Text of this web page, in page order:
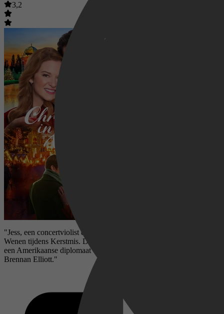
3,2
"Jess, een concertviolist die haar passie kwijt is geraakt, bezoekt
Wenen tijdens Kerstmis. Daar vindt ze de inspiratie die ze miste met
een Amerikaanse diplomaat en zijn kinderen. Met Sarah Drew en
Brennan Elliott."